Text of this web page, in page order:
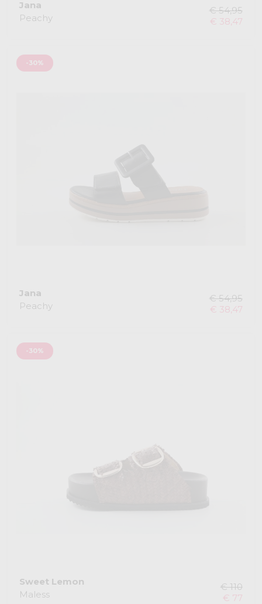
Jana
Peachy
€ 54,95
€ 38,47
-30%
Jana
Peachy
€ 54,95
€ 38,47
-30%
Sweet Lemon
Maless
€ 110
€ 77